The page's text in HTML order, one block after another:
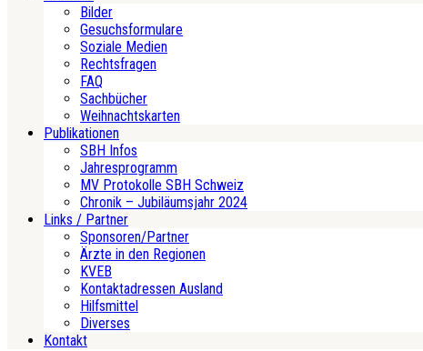
Bilder
Gesuchsformulare
Soziale Medien
Rechtsfragen
FAQ
Sachbücher
Weihnachtskarten
Publikationen
SBH Infos
Jahresprogramm
MV Protokolle SBH Schweiz
Chronik – Jubiläumsjahr 2024
Links / Partner
Sponsoren/Partner
Ärzte in den Regionen
KVEB
Kontaktadressen Ausland
Hilfsmittel
Diverses
Kontakt